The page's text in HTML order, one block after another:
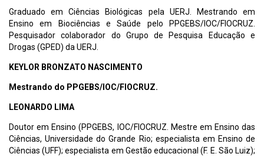
Graduado em Ciências Biológicas pela UERJ. Mestrando em
Ensino em Biociências e Saúde pelo PPGEBS/IOC/FIOCRUZ.
Pesquisador colaborador do Grupo de Pesquisa Educação e
Drogas (GPED) da UERJ.
KEYLOR BRONZATO NASCIMENTO
Mestrando do PPGEBS/IOC/FIOCRUZ.
LEONARDO LIMA
Doutor em Ensino (PPGEBS, IOC/FIOCRUZ. Mestre em Ensino das
Ciências, Universidade do Grande Rio; especialista em Ensino de
Ciências (UFF); especialista em Gestão educacional (F. E. São Luiz);